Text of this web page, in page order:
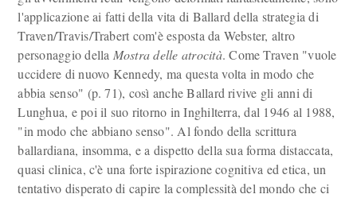
l'applicazione ai fatti della vita di Ballard della strategia di
Traven/Travis/Trabert com'è esposta da Webster, altro
personaggio della Mostra delle atrocità. Come Traven "vuole
uccidere di nuovo Kennedy, ma questa volta in modo che
abbia senso" (p. 71), così anche Ballard rivive gli anni di
Lunghua, e poi il suo ritorno in Inghilterra, dal 1946 al 1988,
"in modo che abbiano senso". Al fondo della scrittura
ballardiana, insomma, e a dispetto della sua forma distaccata,
quasi clinica, c'è una forte ispirazione cognitiva ed etica, un
tentativo disperato di capire la complessità del mondo che ci